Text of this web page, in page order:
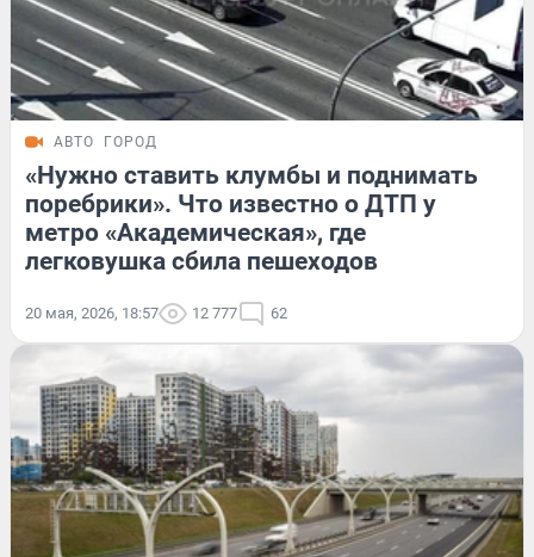
АВТО ГОРОД
«Нужно ставить клумбы и поднимать
поребрики». Что известно о ДТП у
метро «Академическая», где
легковушка сбила пешеходов
20 мая, 2026, 18:57 12 777 62